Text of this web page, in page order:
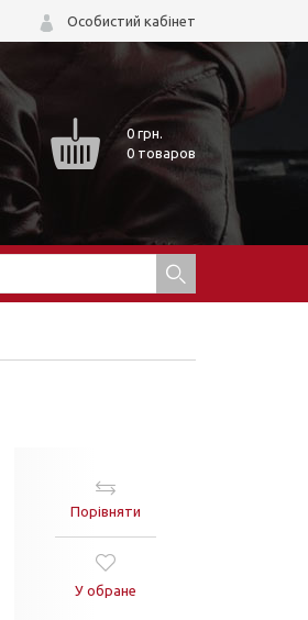
Особистий кабінет
0грн.
0 товаров
Порівняти
У обране